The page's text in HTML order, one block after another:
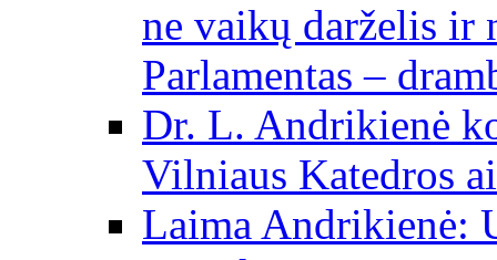
ne vaikų darželis ir
Parlamentas –
Dr. L. Andrikienė
Vilniaus Katedros
Laima Andrikienė: